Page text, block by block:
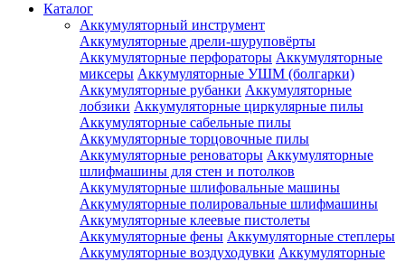
Каталог
Аккумуляторный инструмент
Аккумуляторные дрели-шуруповёрты
Аккумуляторные перфораторы Аккумуляторные
миксеры Аккумуляторные УШМ (болгарки)
Аккумуляторные рубанки Аккумуляторные
лобзики Аккумуляторные циркулярные пилы
Аккумуляторные сабельные пилы
Аккумуляторные торцовочные пилы
Аккумуляторные реноваторы Аккумуляторные
шлифмашины для стен и потолков
Аккумуляторные шлифовальные машины
Аккумуляторные полировальные шлифмашины
Аккумуляторные клеевые пистолеты
Аккумуляторные фены Аккумуляторные степлеры
Аккумуляторные воздуходувки Аккумуляторные